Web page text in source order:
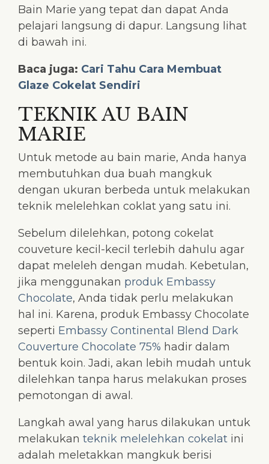
Bain Marie yang tepat dan dapat Anda
pelajari langsung di dapur. Langsung lihat
di bawah ini.
Baca juga: Cari Tahu Cara Membuat
Glaze Cokelat Sendiri
TEKNIK AU BAIN
MARIE
Untuk metode au bain marie, Anda hanya
membutuhkan dua buah mangkuk
dengan ukuran berbeda untuk melakukan
teknik melelehkan coklat yang satu ini.
Sebelum dilelehkan, potong cokelat
couveture kecil-kecil terlebih dahulu agar
dapat meleleh dengan mudah. Kebetulan,
jika menggunakan produk Embassy
Chocolate, Anda tidak perlu melakukan
hal ini. Karena, produk Embassy Chocolate
seperti Embassy Continental Blend Dark
Couverture Chocolate 75% hadir dalam
bentuk koin. Jadi, akan lebih mudah untuk
dilelehkan tanpa harus melakukan proses
pemotongan di awal.
Langkah awal yang harus dilakukan untuk
melakukan teknik melelehkan cokelat ini
adalah meletakkan mangkuk berisi